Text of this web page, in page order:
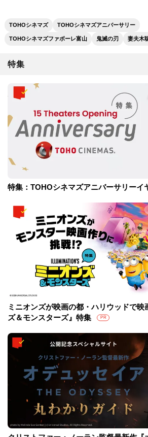
TOHOシネマズ TOHOシネマズアニバーサリー
TOHOシネマズファボーレ富山 鬼滅の刃 妻夫木
特集
特集：TOHOシネマズアニバーサリーイ
ミニオンズが映画の都・ハリウッドで
ズ＆モンスターズ』特集
PR